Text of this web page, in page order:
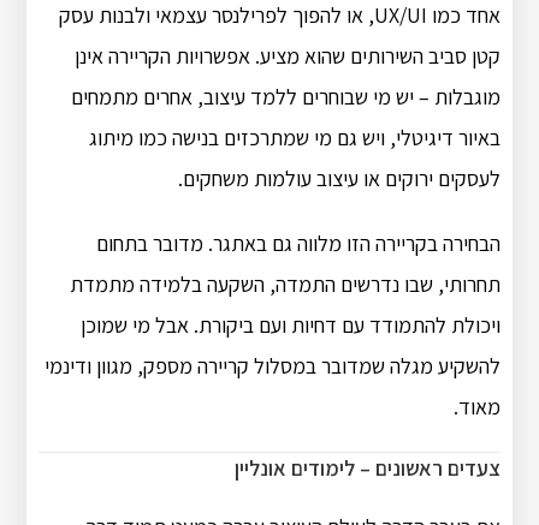
אחד כמו UX/UI, או להפוך לפרילנסר עצמאי ולבנות עסק
קטן סביב השירותים שהוא מציע. אפשרויות הקריירה אינן
מוגבלות – יש מי שבוחרים ללמד עיצוב, אחרים מתמחים
באיור דיגיטלי, ויש גם מי שמתרכזים בנישה כמו מיתוג
לעסקים ירוקים או עיצוב עולמות משחקים.
הבחירה בקריירה הזו מלווה גם באתגר. מדובר בתחום
תחרותי, שבו נדרשים התמדה, השקעה בלמידה מתמדת
ויכולת להתמודד עם דחיות ועם ביקורת. אבל מי שמוכן
להשקיע מגלה שמדובר במסלול קריירה מספק, מגוון ודינמי
מאוד.
צעדים ראשונים – לימודים אונליין